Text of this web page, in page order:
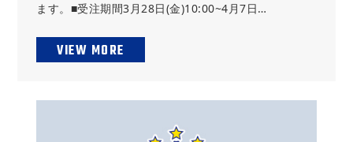
ます。■受注期間3月28日(金)10:00~4月7日…
VIEW MORE